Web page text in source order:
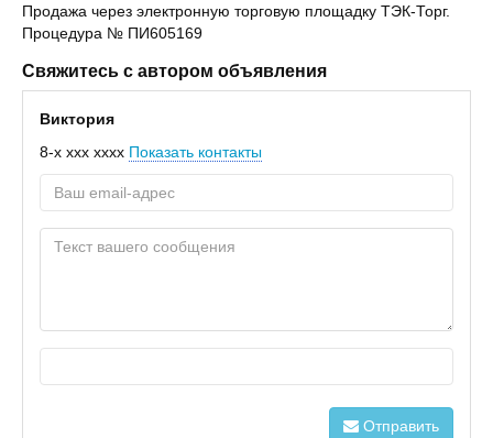
Продажа через электронную торговую площадку ТЭК-Торг.
Процедура № ПИ605169
Свяжитесь с автором объявления
Виктория
8-x xxx xxxx Показать контакты
Отправить